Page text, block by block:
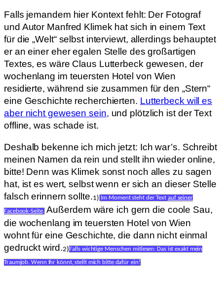
Falls jemandem hier Kontext fehlt: Der Fotograf
und Autor Manfred Klimek hat sich in einem Text
für die „Welt“ selbst interviewt, allerdings behauptet
er an einer eher egalen Stelle des großartigen
Textes, es wäre Claus Lutterbeck gewesen, der
wochenlang im teuersten Hotel von Wien
residierte, während sie zusammen für den „Stern“
eine Geschichte recherchierten. Lutterbeck will es
aber nicht gewesen sein, und plötzlich ist der Text
offline, was schade ist.
Deshalb bekenne ich mich jetzt: Ich war’s. Schreibt
meinen Namen da rein und stellt ihn wieder online,
bitte! Denn was Klimek sonst noch alles zu sagen
hat, ist es wert, selbst wenn er sich an dieser Stelle
falsch erinnern sollte.1) Im Moment steht der Text auf seiner
Facebook-Seite.Außerdem wäre ich gern die coole Sau,
die wochenlang im teuersten Hotel von Wien
wohnt für eine Geschichte, die dann nicht einmal
gedruckt wird.2)Falls wichtige Menschen mitlesen: Das ist exakt mein
Traumjob. Wenn Ihr könnt, stellt mich bitte dafür ein!